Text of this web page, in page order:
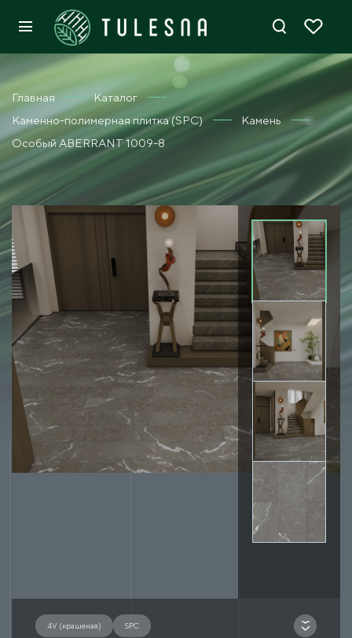
Главная
Каталог
Каменно-полимерная плитка (SPC)
Камень
Особый ABERRANT 1009-8
4V (крашеная) SPC